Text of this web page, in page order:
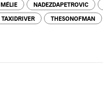
MÉLIE NADEZDAPETROVIC
TAXIDRIVER THESONOFMAN